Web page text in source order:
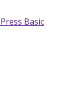
Basic